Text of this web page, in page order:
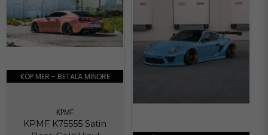
KÖP MER - BETALA MINDRE
KPMF
KPMF K75555 Satin